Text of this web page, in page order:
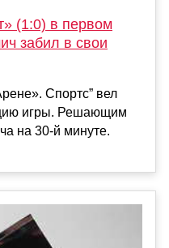
(1:0) в первом
забил в свои
Спортс” вел
игры. Решающим
на 30-й минуте.